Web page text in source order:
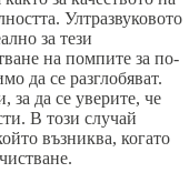
Ултразвуковото
за тези
на помпите за по-
да се разглобяват.
за да се уверите, че
В този случай
възниква, когато